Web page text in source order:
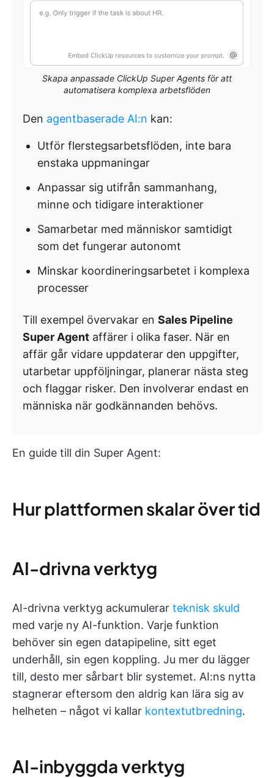
Skapa anpassade ClickUp Super Agents för att
automatisera komplexa arbetsflöden
Den agentbaserade AI:n kan:
Utför flerstegsarbetsflöden, inte bara
enstaka uppmaningar
Anpassar sig utifrån sammanhang,
minne och tidigare interaktioner
Samarbetar med människor samtidigt
som det fungerar autonomt
Minskar koordineringsarbetet i komplexa
processer
Till exempel övervakar en Sales Pipeline
Super Agent affärer i olika faser. När en
affär går vidare uppdaterar den uppgifter,
utarbetar uppföljningar, planerar nästa steg
och flaggar risker. Den involverar endast en
människa när godkännanden behövs.
En guide till din Super Agent:
Hur plattformen skalar över tid
AI-drivna verktyg
AI-drivna verktyg ackumulerar teknisk skuld
med varje ny AI-funktion. Varje funktion
behöver sin egen datapipeline, sitt eget
underhåll, sin egen koppling. Ju mer du lägger
till, desto mer sårbart blir systemet. AI:ns nytta
stagnerar eftersom den aldrig kan lära sig av
helheten – något vi kallar kontextutbredning.
AI-inbyggda verktyg